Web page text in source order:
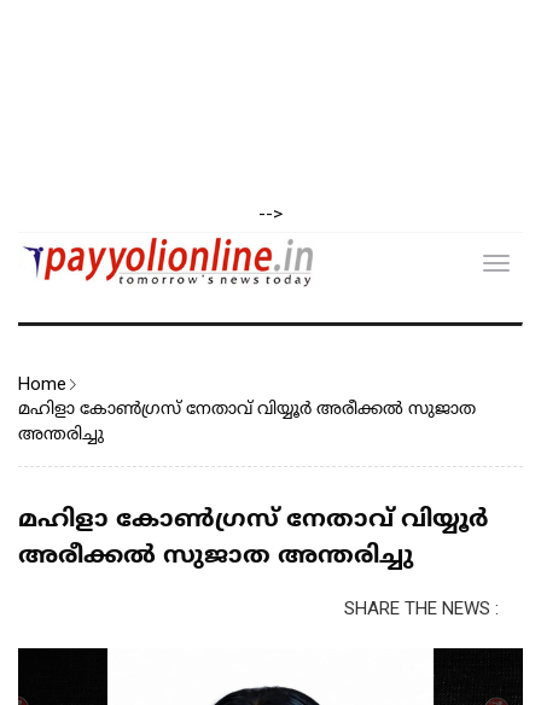
-->
Home
മഹിളാ കോൺഗ്രസ് നേതാവ് വിയ്യൂർ അരീക്കൽ സുജാത
അന്തരിച്ചു
മഹിളാ കോൺഗ്രസ് നേതാവ് വിയ്യൂർ
അരീക്കൽ സുജാത അന്തരിച്ചു
SHARE THE NEWS :